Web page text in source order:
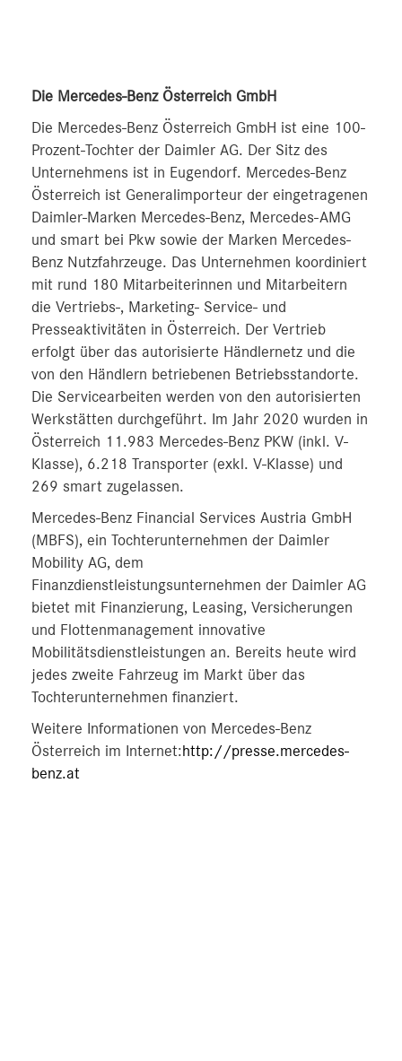
Die Mercedes-Benz Österreich GmbH
Die Mercedes-Benz Österreich GmbH ist eine 100-
Prozent-Tochter der Daimler AG. Der Sitz des
Unternehmens ist in Eugendorf. Mercedes-Benz
Österreich ist Generalimporteur der eingetragenen
Daimler-Marken Mercedes-Benz, Mercedes-AMG
und smart bei Pkw sowie der Marken Mercedes-
Benz Nutzfahrzeuge. Das Unternehmen koordiniert
mit rund 180 Mitarbeiterinnen und Mitarbeitern
die Vertriebs-, Marketing- Service- und
Presseaktivitäten in Österreich. Der Vertrieb
erfolgt über das autorisierte Händlernetz und die
von den Händlern betriebenen Betriebsstandorte.
Die Servicearbeiten werden von den autorisierten
Werkstätten durchgeführt. Im Jahr 2020 wurden in
Österreich 11.983 Mercedes-Benz PKW (inkl. V-
Klasse), 6.218 Transporter (exkl. V-Klasse) und
269 smart zugelassen.
Mercedes-Benz Financial Services Austria GmbH
(MBFS), ein Tochterunternehmen der Daimler
Mobility AG, dem
Finanzdienstleistungsunternehmen der Daimler AG
bietet mit Finanzierung, Leasing, Versicherungen
und Flottenmanagement innovative
Mobilitätsdienstleistungen an. Bereits heute wird
jedes zweite Fahrzeug im Markt über das
Tochterunternehmen finanziert.
Weitere Informationen von Mercedes-Benz
Österreich im Internet:http://presse.mercedes-
benz.at